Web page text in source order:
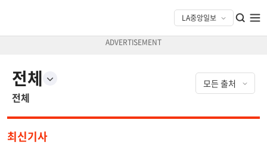
전체
전체
최신기사